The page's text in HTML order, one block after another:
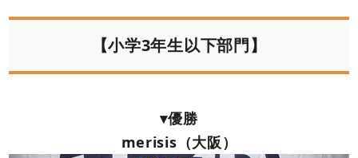
【小学3年生以下部門】
▾優勝
merisis（大阪）